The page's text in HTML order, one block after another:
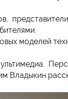
моделей
Владыкин